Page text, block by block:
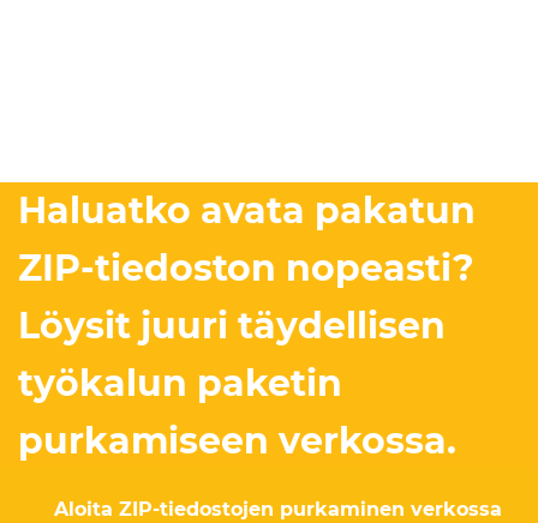
Haluatko avata pakatun
ZIP-tiedoston nopeasti?
Löysit juuri täydellisen
työkalun paketin
purkamiseen verkossa.
Aloita ZIP-tiedostojen purkaminen verkossa